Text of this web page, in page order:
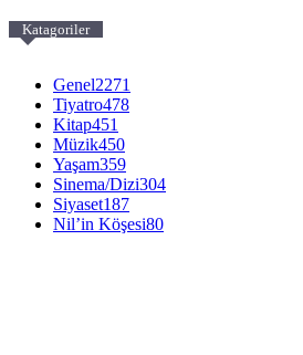
Katagoriler
Genel2271
Tiyatro478
Kitap451
Müzik450
Yaşam359
Sinema/Dizi304
Siyaset187
Nil’in Köşesi80